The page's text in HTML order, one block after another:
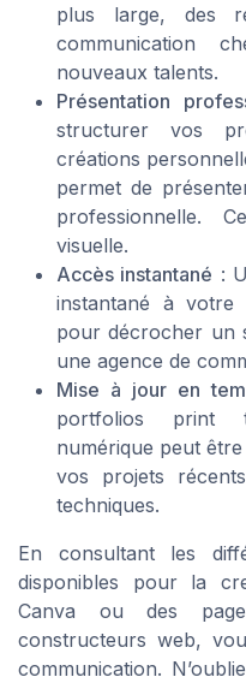
plus large, des
communication
nouveaux talents.
Présentation
structurer vos
créations
permet de
professionnelle.
visuelle.
Accès instantané :
instantané à votre
pour décrocher un
une agence de
Mise à jour en
portfolios print
numérique peut
vos projets
techniques.
En consultant les
disponibles pour la
Canva ou des
constructeurs web,
communication.